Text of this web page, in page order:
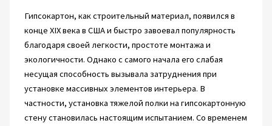
Гипсокартон, как строительный материал, появился в
конце XIX века в США и быстро завоевал популярность
благодаря своей легкости, простоте монтажа и
экологичности. Однако с самого начала его слабая
несущая способность вызывала затруднения при
установке массивных элементов интерьера. В
частности, установка тяжелой полки на гипсокартонную
стену становилась настоящим испытанием. Со временем